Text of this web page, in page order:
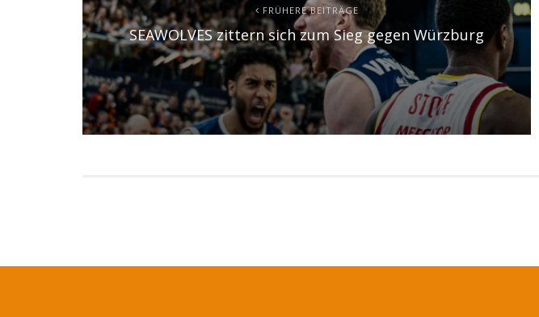
FRÜHERE BEITRÄGE
SEAWOLVES zittern sich zum Sieg gegen Würzburg